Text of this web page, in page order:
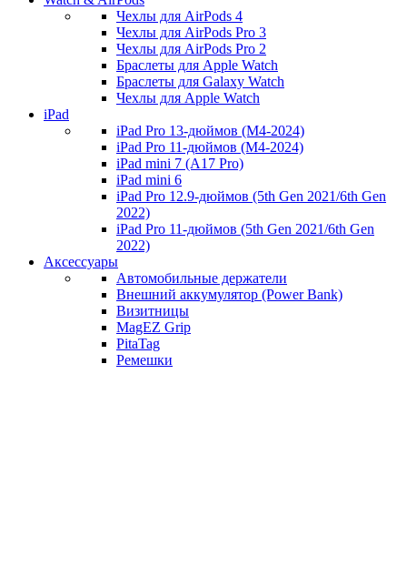
Чехлы для AirPods 4
Чехлы для AirPods Pro 3
Чехлы для AirPods Pro 2
Браслеты для Apple Watch
Браслеты для Galaxy Watch
Чехлы для Apple Watch
iPad
iPad Pro 13-дюймов (M4-2024)
iPad Pro 11-дюймов (M4-2024)
iPad mini 7 (A17 Pro)
iPad mini 6
iPad Pro 12.9-дюймов (5th Gen 2021/6th Gen
2022)
iPad Pro 11-дюймов (5th Gen 2021/6th Gen
2022)
Аксессуары
Автомобильные держатели
Внешний аккумулятор (Power Bank)
Визитницы
MagEZ Grip
PitaTag
Ремешки